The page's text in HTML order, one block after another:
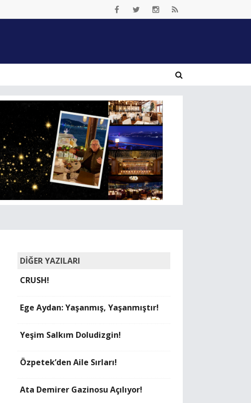
DİĞER YAZILARI
CRUSH!
Ege Aydan: Yaşanmış, Yaşanmıştır!
Yeşim Salkım Doludizgin!
Özpetek’den Aile Sırları!
Ata Demirer Gazinosu Açılıyor!